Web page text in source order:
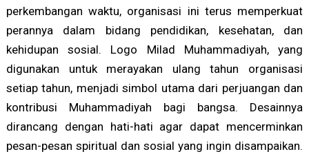
perkembangan waktu, organisasi ini terus memperkuat
perannya dalam bidang pendidikan, kesehatan, dan
kehidupan sosial. Logo Milad Muhammadiyah, yang
digunakan untuk merayakan ulang tahun organisasi
setiap tahun, menjadi simbol utama dari perjuangan dan
kontribusi Muhammadiyah bagi bangsa. Desainnya
dirancang dengan hati-hati agar dapat mencerminkan
pesan-pesan spiritual dan sosial yang ingin disampaikan.